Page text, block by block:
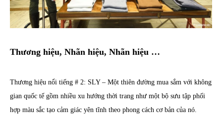
Thương hiệu, Nhãn hiệu, Nhãn hiệu …
Thương hiệu nổi tiếng # 2: SLY – Một thiên đường mua sắm với không
gian quốc tế gồm nhiều xu hướng thời trang như một bộ sưu tập phối
hợp màu sắc tạo cảm giác yên tĩnh theo phong cách cơ bản của nó.